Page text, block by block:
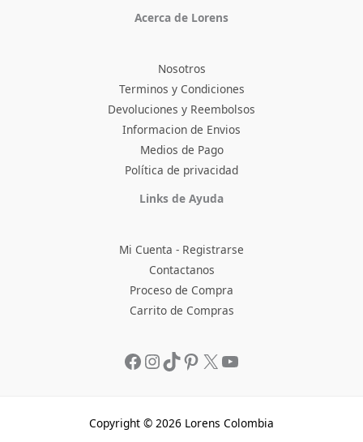
Acerca de Lorens
Nosotros
Terminos y Condiciones
Devoluciones y Reembolsos
Informacion de Envios
Medios de Pago
Política de privacidad
Links de Ayuda
Mi Cuenta - Registrarse
Contactanos
Proceso de Compra
Carrito de Compras
Facebook
Instagram
TikTokPinterest
Copyright © 2026 Lorens Colombia